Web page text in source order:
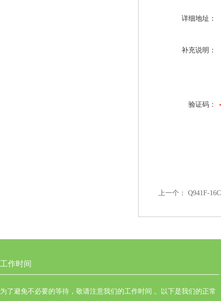
详细地址：
补充说明：
验证码：
上一个： Q941F-
工作时间
为了避免不必要的等待，敬请注意我们的工作时间 。以下是我们的正常